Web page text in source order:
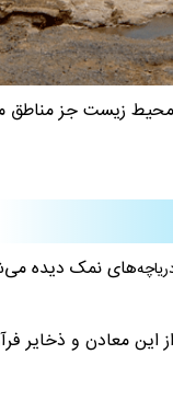
در جهان می‌باشد که در سال ۲۰۰۰ طبق
های نمک دیده
معادن و ذخایر